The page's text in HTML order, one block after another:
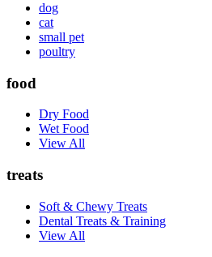
dog
cat
small pet
poultry
food
Dry Food
Wet Food
View All
treats
Soft & Chewy Treats
Dental Treats & Training
View All